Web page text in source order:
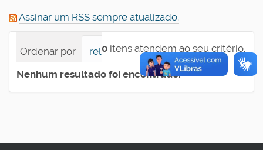
Assinar um RSS sempre atualizado.
0 itens atendem ao seu critério.
Ordenar por relevância
data (mais recente
Nenhum resultado foi encontrado.